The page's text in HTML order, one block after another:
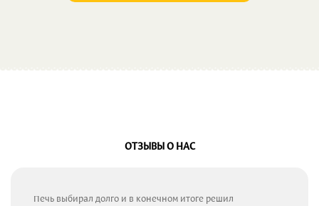
ОТЗЫВЫ О НАС
Печь выбирал долго и в конечном итоге решил